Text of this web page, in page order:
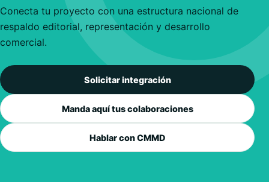
Conecta tu proyecto con una estructura nacional de
respaldo editorial, representación y desarrollo
comercial.
Solicitar integración
Manda aquí tus colaboraciones
Hablar con CMMD